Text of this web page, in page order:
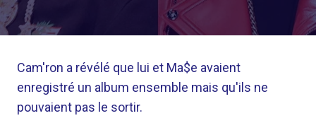
Cam'ron a révélé que lui et Ma$e avaient
enregistré un album ensemble mais qu'ils ne
pouvaient pas le sortir.